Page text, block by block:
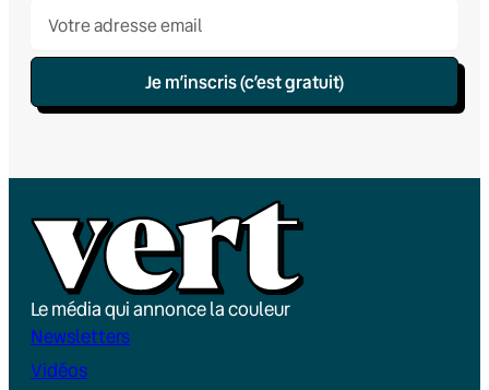
Je m’inscris (c’est gratuit)
Le média qui annonce la couleur
Newsletters
Vidéos